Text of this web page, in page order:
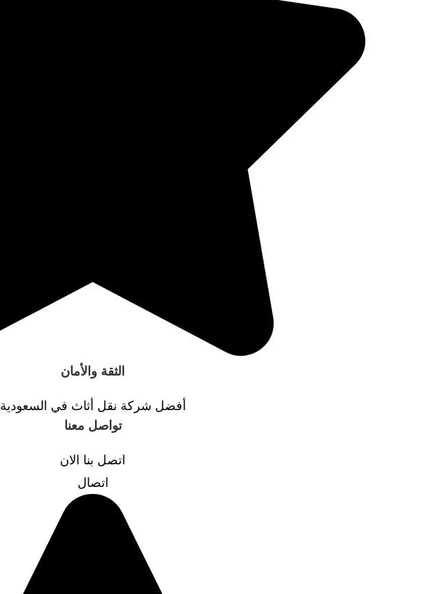
الثقة والأمان
أفضل شركة نقل أثاث في السعودية
تواصل معنا
اتصل بنا الان
اتصال